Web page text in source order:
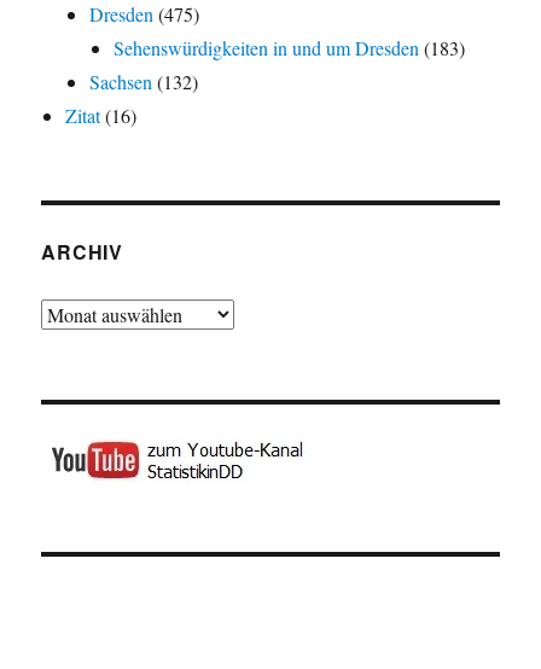
Dresden(475)
Sehenswürdigkeiten in und um Dresden(183)
Sachsen(132)
Zitat(16)
ARCHIV
Archiv